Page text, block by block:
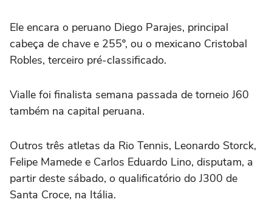
Ele encara o peruano Diego Parajes, principal
cabeça de chave e 255º, ou o mexicano Cristobal
Robles, terceiro pré-classificado.
Vialle foi finalista semana passada de torneio J60
também na capital peruana.
Outros três atletas da Rio Tennis, Leonardo Storck,
Felipe Mamede e Carlos Eduardo Lino, disputam, a
partir deste sábado, o qualificatório do J300 de
Santa Croce, na Itália.